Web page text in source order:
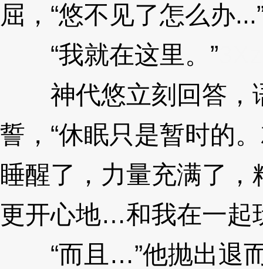
屈，“悠不见了怎么办
“我就在这里。”
神代悠立刻回答，
誓，“休眠只是暂时的
睡醒了，力量充满了
更开心地…和我在一起
“而且…”他抛出退而